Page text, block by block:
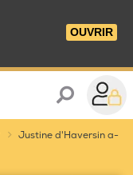
OUVRIR
Justine d'Haversin a-